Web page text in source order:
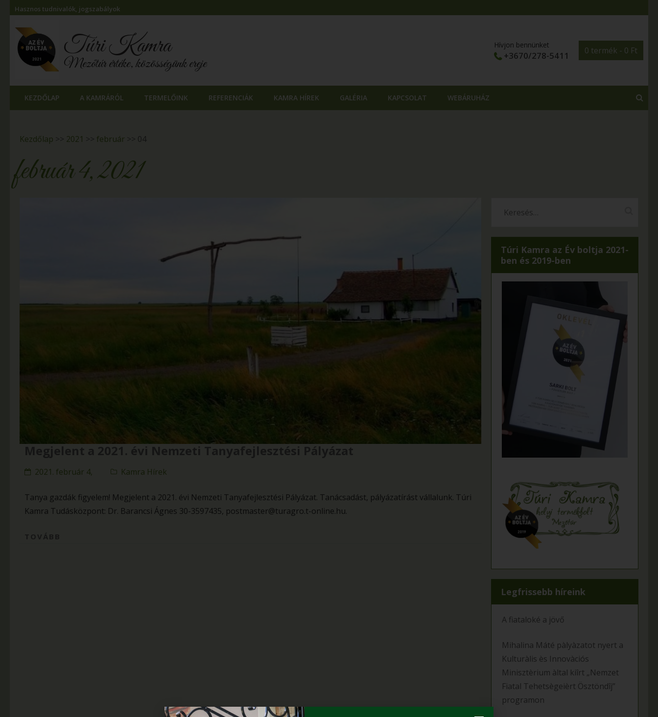
Hasznos tudnivalók, jogszabályok
Túri Kamra
Mezőtúr értéke, közösségünk ereje
0 termék - 0 Ft
Hívjon bennünket
+3670/278-5411
KEZDŐLAP A KAMRÁRÓL TERMELŐINK REFERENCIÁK KAMRA HÍREK GALÉRIA KAPCSOLAT WEBÁRUHÁZ
Kezdőlap >> 2021 >> február >> 04
február 4, 2021
2021. február 4, Kamra Hírek
Tanya gazdák figyelem! Megjelent a 2021. évi Nemzeti Tanyafejlesztési Pályázat. Tanácsadást, pályázatírást vállalunk. Túri
Kamra Tudásközpont: Dr. Barancsi Ágnes 30-3597435, postmaster@turagro.t-online.hu.
Túri Kamra az Év boltja 2021-
ben és 2019-ben
Legfrissebb híreink
A fiataloké a jövő
Mihalina Máté pàlyàzatot nyert a
Kulturàlis ès Innovàciós
Minisztèrium àltal kiîrt „Nemzet
Fiatal Tehetsègeièrt Ösztöndîj”
programon